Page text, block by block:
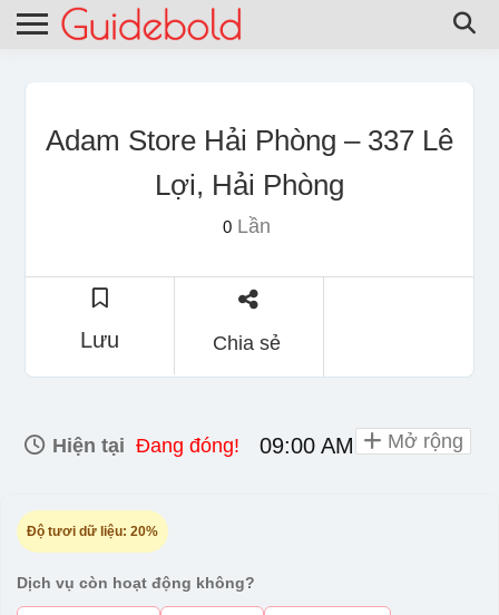
Adam Store Hải Phòng – 337 Lê
Lợi, Hải Phòng
0Lần
Lưu Chia sẻ
Hiện tại Đang đóng! 09:00 AM - 10:00 PM
Độ tươi dữ liệu: 20%
Dịch vụ còn hoạt động không?
Mở rộng